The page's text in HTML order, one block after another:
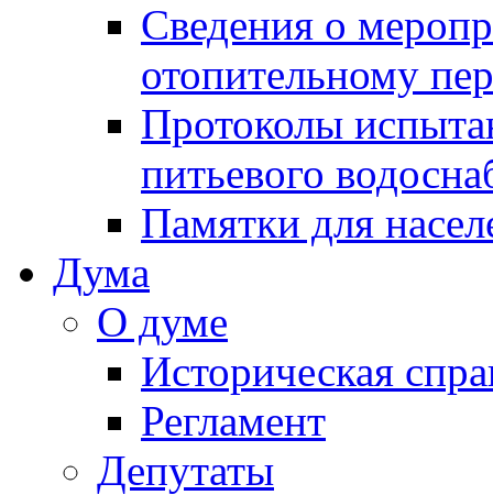
Сведения о
отопительному
Протоколы
питьевого
Памятки для
Дума
О думе
Историческая
Регламент
Депутаты